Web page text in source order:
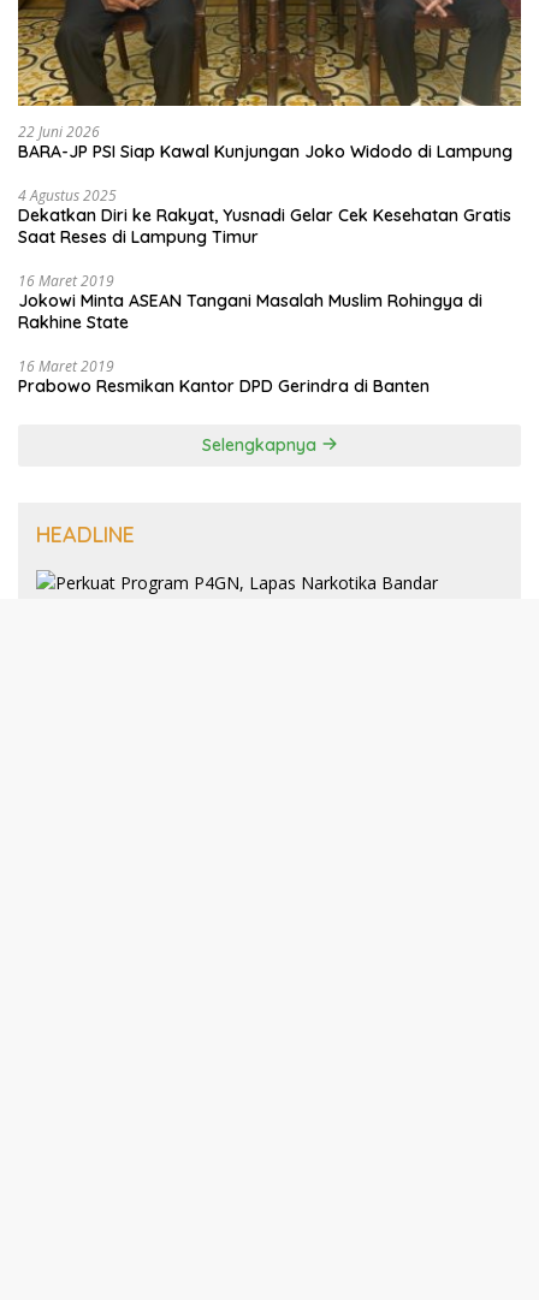
22 Juni 2026
BARA-JP PSI Siap Kawal Kunjungan Joko Widodo di Lampung
4 Agustus 2025
Dekatkan Diri ke Rakyat, Yusnadi Gelar Cek Kesehatan Gratis
Saat Reses di Lampung Timur
16 Maret 2019
Jokowi Minta ASEAN Tangani Masalah Muslim Rohingya di
Rakhine State
16 Maret 2019
Prabowo Resmikan Kantor DPD Gerindra di Banten
Selengkapnya
HEADLINE